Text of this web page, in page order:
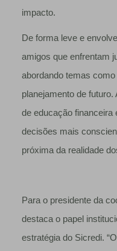
impacto.
De forma leve e
amigos que enfrentam
abordando temas
planejamento de
de educação financeira
decisões mais
próxima da realidade
Para o presidente da
destaca o papel
estratégia do Sicredi.